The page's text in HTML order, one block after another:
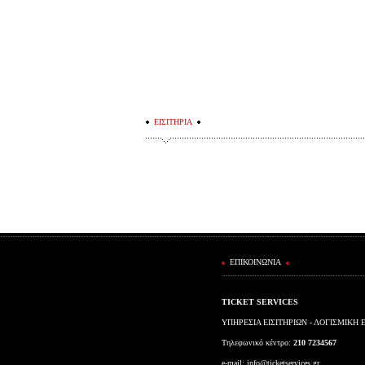
ΕΙΣΙΤΗΡΙΑ
ΕΠΙΚΟΙΝΩΝΙΑ
TICKET SERVICES
ΥΠΗΡΕΣΙΑ ΕΙΣΙΤΗΡΙΩΝ - ΛΟΓΙΣΜΙΚΗ
Τηλεφωνικό κέντρο: 210 7234567
e-mail: info@ticketservices.gr